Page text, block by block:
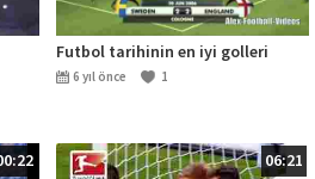
Futbol tarihinin en iyi golleri
6 yıl önce 1
06:21